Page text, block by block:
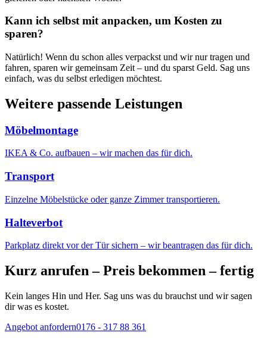
Kann ich selbst mit anpacken, um Kosten zu
sparen?
Natürlich! Wenn du schon alles verpackst und wir nur tragen und
fahren, sparen wir gemeinsam Zeit – und du sparst Geld. Sag uns
einfach, was du selbst erledigen möchtest.
Weitere passende Leistungen
Möbelmontage
IKEA & Co. aufbauen – wir machen das für dich.
Transport
Einzelne Möbelstücke oder ganze Zimmer transportieren.
Halteverbot
Parkplatz direkt vor der Tür sichern – wir beantragen das für dich.
Kurz anrufen – Preis bekommen – fertig
Kein langes Hin und Her. Sag uns was du brauchst und wir sagen
dir was es kostet.
Angebot anfordern0176 - 317 88 361